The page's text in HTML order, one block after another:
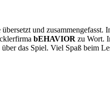
übersetzt und zusammengefasst.
bEHAVIOR zu Wort.
das Spiel. Viel Spaß beim